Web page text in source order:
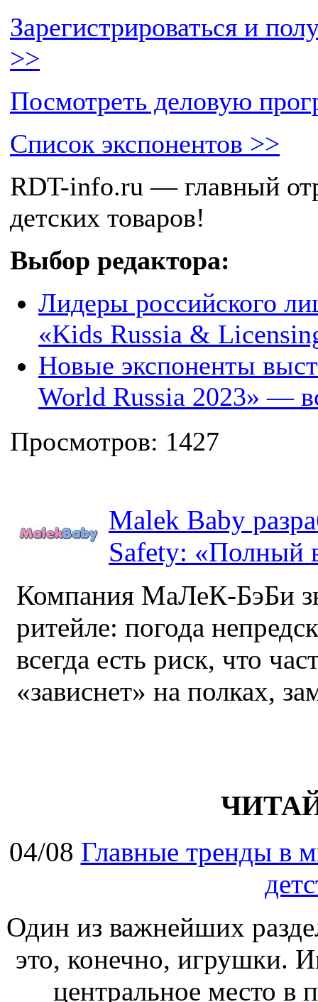
Зарегистрироваться и
>>
Посмотреть деловую
Список экспонентов >>
RDT-info.ru — главный
детских товаров!
Выбор редактора:
Лидеры российского
«Kids Russia &
Новые экспоненты
World Russia 2023» —
Просмотров: 1427
Malek Baby
Safety: «Полный
Компания МаЛеК-БэБи
ритейле: погода
всегда есть риск, что
«зависнет» на полках,
04/08 Главные тренды в
Один из важнейших
это, конечно, игрушки.
центральное место в